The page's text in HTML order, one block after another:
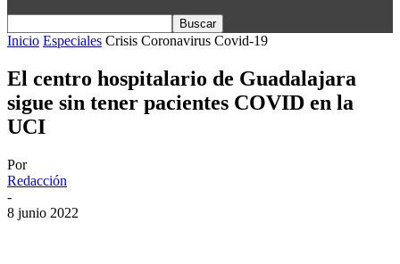
Inicio Especiales Crisis Coronavirus Covid-19
El centro hospitalario de Guadalajara
sigue sin tener pacientes COVID en la
UCI
Por
Redacción
-
8 junio 2022